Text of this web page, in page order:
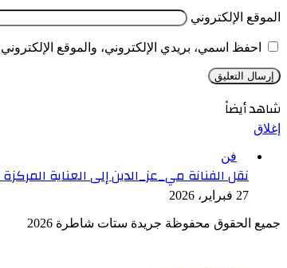
الموقع الإلكتروني
احفظ اسمي، بريدي الإلكتروني، والموقع
شاهد أيضاً
إغلاق
فن
نقل الفنانة مي_عز_الدين إلى العناية
27 فبراير، 2026
جميع الحقوق محفوظة جريدة ستات شاطرة 2026